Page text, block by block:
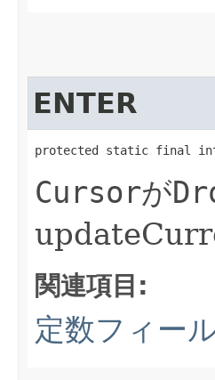
ENTER
protected static final int
Cursorが
関連項目:
定数フィー